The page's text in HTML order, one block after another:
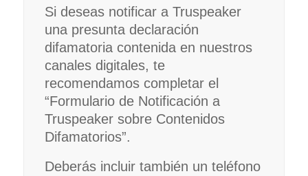
Si deseas notificar a Truspeaker
una presunta declaración
difamatoria contenida en nuestros
canales digitales, te
recomendamos completar el
“Formulario de Notificación a
Truspeaker sobre Contenidos
Difamatorios”.
Deberás incluir también un teléfono